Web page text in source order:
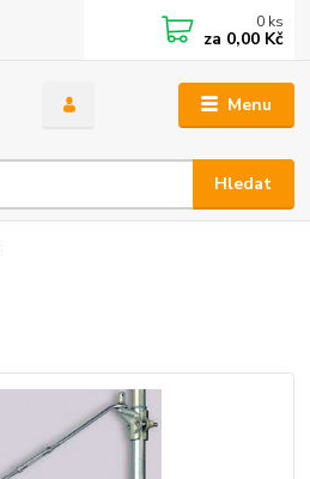
Menu
Hledat
0 ks
za 0,00 Kč